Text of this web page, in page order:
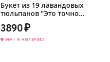
Букет из 19 лавандовых
тюльпанов "Это точно
любовь!"
3890
нет в наличии